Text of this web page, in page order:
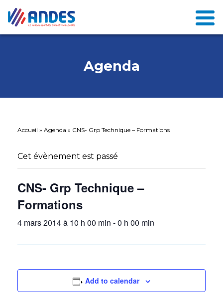
Agenda
Accueil » Agenda » CNS- Grp Technique – Formations
Cet évènement est passé
CNS- Grp Technique –
Formations
4 mars 2014 à 10 h 00 min -0 h 00 min
Add to calendar